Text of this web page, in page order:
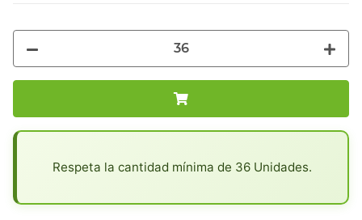
Respeta la cantidad mínima de 36 Unidades.